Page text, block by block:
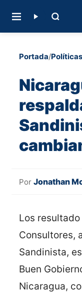
Portada/Políticas
Por Jonathan
Los
Consultores,
Sandinista,
Buen
Nicaragua,